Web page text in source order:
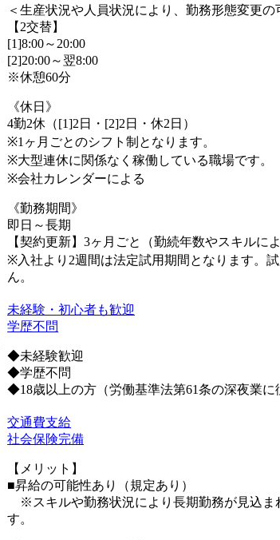
＜生産状況や人員状況により、勤務形態変更の
【2交替】
[1]8:00～20:00
[2]20:00～翌8:00
※休憩60分
《休日》
4勤2休（[1]2日・[2]2日・休2日）
※1ヶ月ごとのシフト制となります。
※大型連休に関係なく稼働している職場です。
※会社カレンダーによる
《勤務期間》
即日～長期
【契約更新】3ヶ月ごと（勤続年数やスキルによ
※入社より2週間は法定試用期間となります。
ん。
未経験・初心者も歓迎
学歴不問
◆未経験歓迎
◆学歴不問
◆18歳以上の方（労働基準法第61条の深夜業に
交通費支給
社会保険完備
【メリット】
■昇給の可能性あり（規定あり）
※スキルや勤務状況により長期勤務が見込ま
す。